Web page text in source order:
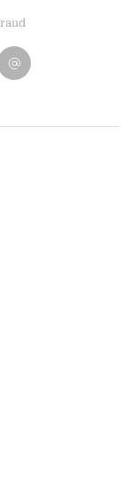
Pinterest
su WhatsApp
su Email